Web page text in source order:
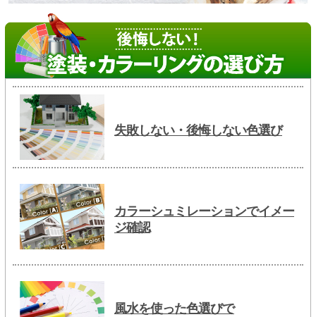
失敗しない・後悔しない色選び
カラーシュミレーションでイメー
ジ確認
風水を使った色選びで